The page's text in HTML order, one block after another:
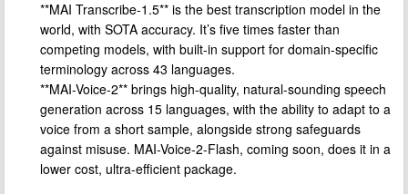
**MAI Transcribe-1.5** is the best transcription model in the
world, with SOTA accuracy. It’s five times faster than
competing models, with built-in support for domain-specific
terminology across 43 languages.
**MAI-Voice-2** brings high-quality, natural-sounding speech
generation across 15 languages, with the ability to adapt to a
voice from a short sample, alongside strong safeguards
against misuse. MAI-Voice-2-Flash, coming soon, does it in a
lower cost, ultra-efficient package.